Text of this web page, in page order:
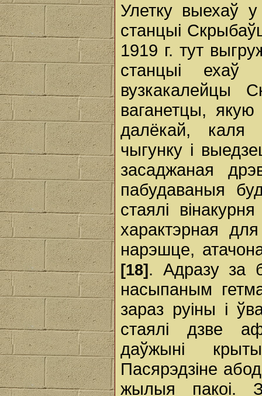
Улетку выехаў
станцыі
1919 г. тут
станцыі ехаў
вузкакалейцы
ваганетцы,
далёкай, каля
чыгунку і
засаджаная
пабудаваныя
стаялі
характэрная
нарэшце,
[18] . Адразу за
насыпаным
зараз руіны і
стаялі дзве
даўжыні
Пасярэдзіне
жылыя пакоі.